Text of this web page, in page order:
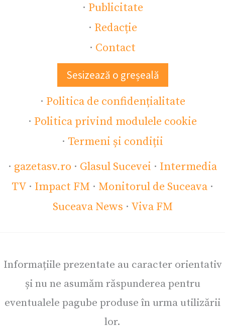
· Publicitate
· Redacție
· Contact
Sesizează o greșeală
· Politica de confidențialitate
· Politica privind modulele cookie
· Termeni și condiții
· gazetasv.ro · Glasul Sucevei · Intermedia
TV · Impact FM · Monitorul de Suceava ·
Suceava News · Viva FM
Informațiile prezentate au caracter orientativ
și nu ne asumăm răspunderea pentru
eventualele pagube produse în urma utilizării
lor.